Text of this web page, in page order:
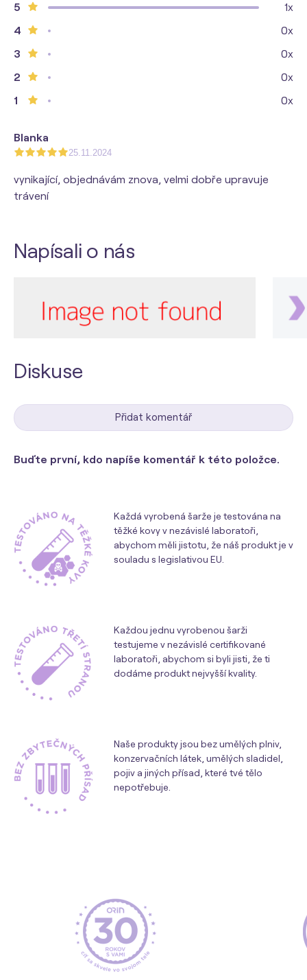
5
1x
4
0x
3
0x
2
0x
1
0x
Blanka
25.11.2024
vynikající, objednávám znova, velmi dobře upravuje
trávení
Napísali o nás
Diskuse
Přidat komentář
Buďte první, kdo napíše komentář k této položce.
Každá vyrobená šarže je testována na
těžké kovy v nezávislé laboratoři,
abychom měli jistotu, že náš produkt je v
souladu s legislativou EU.
Každou jednu vyrobenou šarži
testujeme v nezávislé certifikované
laboratoři, abychom si byli jisti, že ti
dodáme produkt nejvyšší kvality.
Naše produkty jsou bez umělých plniv,
konzervačních látek, umělých sladidel,
pojiv a jiných přísad, které tvé tělo
nepotřebuje.